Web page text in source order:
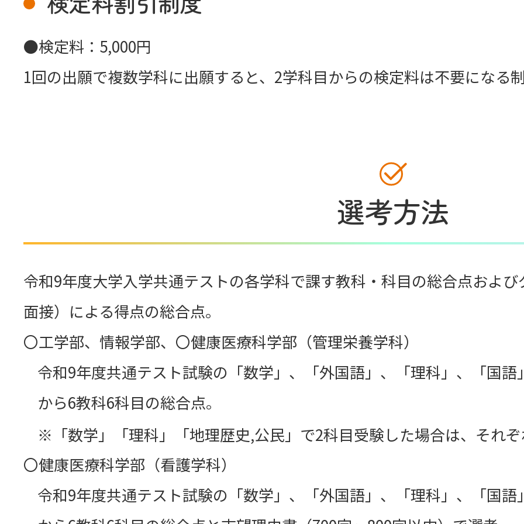
●検定料：5,000円
1回の出願で複数学科に出願すると、2学科目からの検定料は不要になる制
選考方法
令和9年度大学入学共通テストの各学科で課す教科・科目の総合点およ
面接）による得点の総合点。
〇工学部、情報学部、〇健康医療科学部（管理栄養学科）
令和9年度共通テスト試験の「数学」、「外国語」、「理科」、「国語
から6教科6科目の総合点。
「数学」「理科」「地理歴史,公民」で2科目受験した場合は、それ
〇健康医療科学部（看護学科）
令和9年度共通テスト試験の「数学」、「外国語」、「理科」、「国語